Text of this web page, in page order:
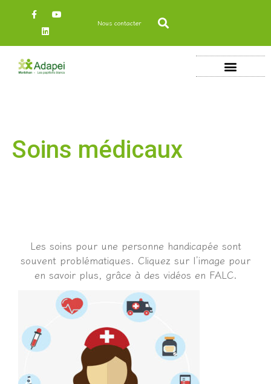
Nous contacter
Soins médicaux
Les soins pour une personne handicapée sont
souvent problématiques. Cliquez sur l’image pour
en savoir plus, grâce à des vidéos en FALC.